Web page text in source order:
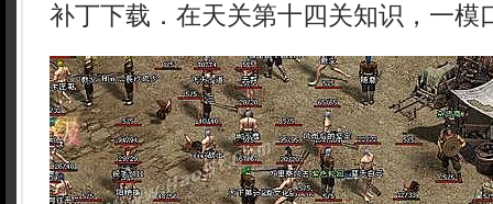
补丁下载．在天关第十四关知识，一模